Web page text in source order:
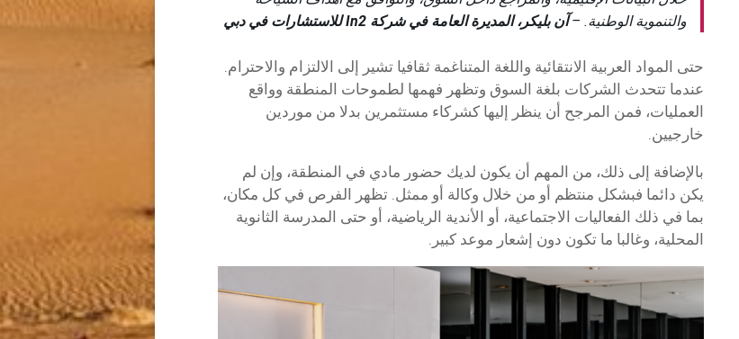
والتنموية الوطنية. –آن بليكر، المديرة العامة في شركة In2 للاستشارات في دبي
حتى المواد العربية الانتقائية واللغة المتناغمة ثقافيا تشير إلى الالتزام والاحترام.
عندما تتحدث الشركات بلغة السوق وتظهر فهمها لطموحات المنطقة وواقع
العمليات، فمن المرجح أن ينظر إليها كشركاء مستثمرين بدلا من موردين
خارجيين.
بالإضافة إلى ذلك، من المهم أن يكون لديك حضور مادي في المنطقة، وإن لم
يكن دائما فبشكل منتظم أو من خلال وكالة أو ممثل. تظهر الفرص في كل مكان،
بما في ذلك الفعاليات الاجتماعية، أو الأندية الرياضية، أو حتى المدرسة الثانوية
المحلية، وغالبا ما تكون دون إشعار موعد كبير.